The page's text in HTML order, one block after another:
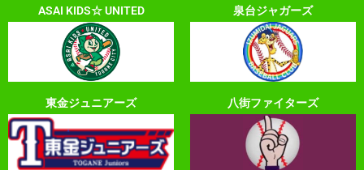
ASAI KIDS☆ UNITED 泉台ジャガーズ
東金ジュニアーズ 八街ファイターズ